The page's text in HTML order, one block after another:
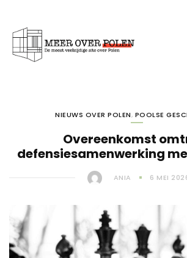
NIEUWS OVER POLEN, POOLSE
Overeenkomst
defensiesamenwerking
ANIA 6 MEI